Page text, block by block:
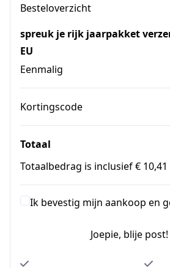
Besteloverzicht
spreuk je rijk jaarpakket
EU
Eenmalig
Kortingscode
Totaal
Totaalbedrag is inclusief €
Ik bevestig mijn aankoop en
Joepie, blije post!